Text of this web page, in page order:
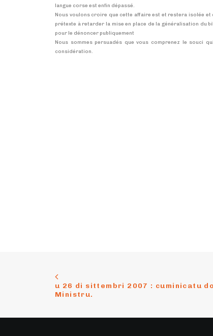
langue corse est enfin dépassé.
Nous voulons croire que cette affaire est et restera isolée et
prétexte à retarder la mise en place de la généralisation du
pour le dénoncer publiquement
Nous sommes persuadés que vous comprenez le souci
considération.
u 26 di sittembri 2007 : cuminicatu
Ministru.